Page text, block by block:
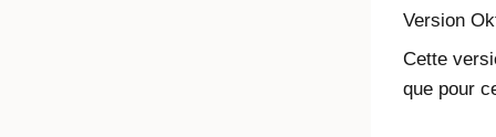
Version
Cette
que pour